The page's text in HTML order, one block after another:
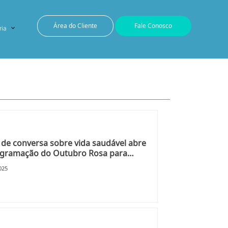
Área do Cliente Fale Conosco
conversa sobre vida saudável abre
do Outubro Rosa para